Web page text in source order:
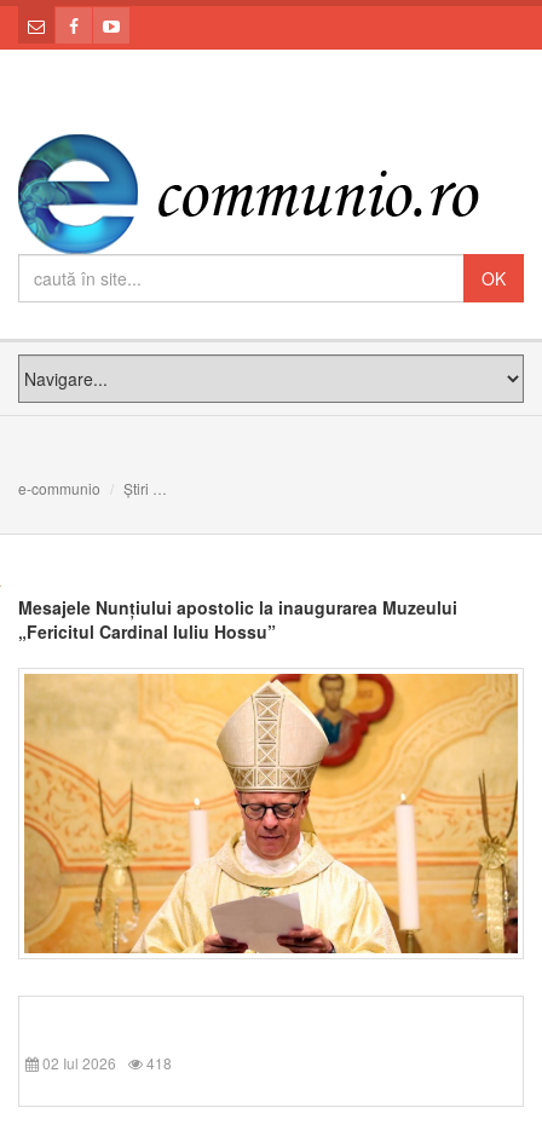
e-communio Știri
Mesajele Nunțiului apostolic la inaugurarea Muzeului
„Fericitul Cardinal Iuliu Hossu”
02 Iul 2026 418